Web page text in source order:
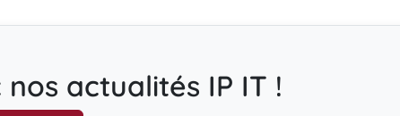
actualités IP IT !